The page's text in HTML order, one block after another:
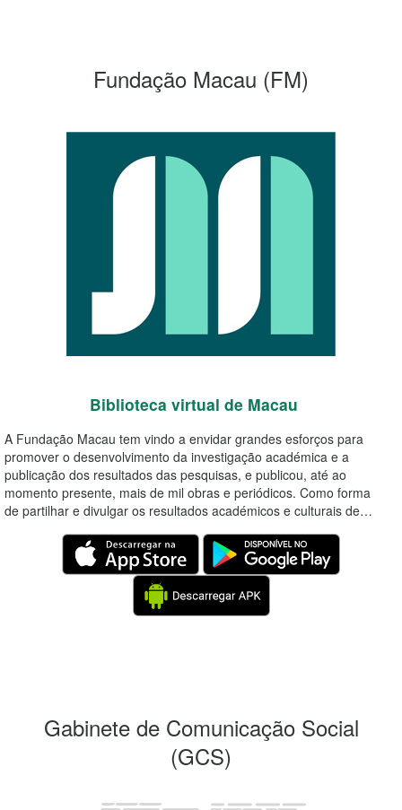
Fundação Macau (FM)
Biblioteca virtual de Macau
A Fundação Macau tem vindo a envidar grandes esforços para
promover o desenvolvimento da investigação académica e a
publicação dos resultados das pesquisas, e publicou, até ao
momento presente, mais de mil obras e periódicos. Como forma
de partilhar e divulgar os resultados académicos e culturais de…
Gabinete de Comunicação Social
(GCS)